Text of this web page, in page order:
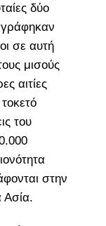
δύο
σε αυτή
μισούς
αιτίες
του
στην
Ασία.